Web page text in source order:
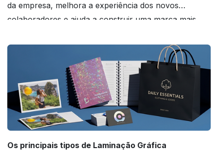
da empresa, melhora a experiência dos novos
colaboradores e ajuda a construir uma marca mais
Os principais tipos de Laminação Gráfica